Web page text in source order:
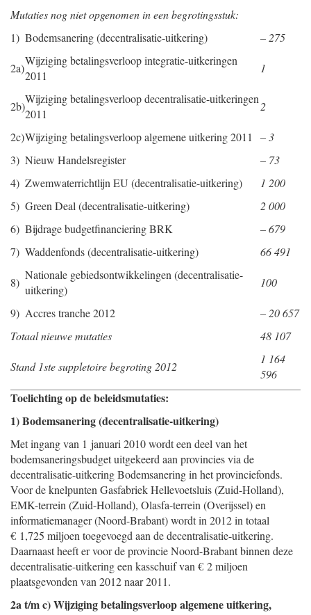
Mutaties nog niet opgenomen in een begrotingsstuk:
1) Bodemsanering (decentralisatie-uitkering) – 275
2a)
Wijziging betalingsverloop integratie-uitkeringen
2011
1
2b)
Wijziging betalingsverloop decentralisatie-uitkeringen
2011
2
2c)Wijziging betalingsverloop algemene uitkering 2011
– 3
3) Nieuw Handelsregister
– 73
4) Zwemwaterrichtlijn EU (decentralisatie-uitkering)
1 200
5) Green Deal (decentralisatie-uitkering)
2 000
6) Bijdrage budgetfinanciering BRK
– 679
7) Waddenfonds (decentralisatie-uitkering) 66 491
8)
Nationale gebiedsontwikkelingen (decentralisatie-
uitkering)
100
9) Accres tranche 2012
– 20 657
Totaal nieuwe mutaties
48 107
Stand 1ste suppletoire begroting 2012
1 164
596
Toelichting op de beleidsmutaties:
1) Bodemsanering (decentralisatie-uitkering)
Met ingang van 1 januari 2010 wordt een deel van het
bodemsaneringsbudget uitgekeerd aan provincies via de
decentralisatie-uitkering Bodemsanering in het provinciefonds.
Voor de knelpunten Gasfabriek Hellevoetsluis (Zuid-Holland),
EMK-terrein (Zuid-Holland), Olasfa-terrein (Overijssel) en
informatiemanager (Noord-Brabant) wordt in 2012 in totaal
€ 1,725 miljoen toegevoegd aan de decentralisatie-uitkering.
Daarnaast heeft er voor de provincie Noord-Brabant binnen deze
decentralisatie-uitkering een kasschuif van € 2 miljoen
plaatsgevonden van 2012 naar 2011.
2a t/m c) Wijziging betalingsverloop algemene uitkering,